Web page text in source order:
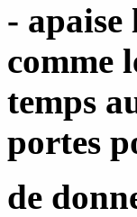
-
comme
temps
portes
de